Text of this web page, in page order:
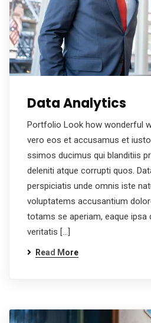
Data Analytics
Portfolio Look how wonderful
vero eos et accusamus et
ssimos ducimus qui blanditiis
deleniti atque corrupti quos.
perspiciatis unde omnis iste
voluptatems accusantium
totams se aperiam, eaque ipsa
veritatis […]
Read More